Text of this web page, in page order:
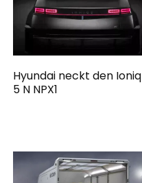
Hyundai neckt den Ioniq
5 N NPX1